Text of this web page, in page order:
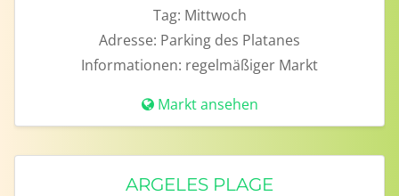
Tag: Mittwoch
Adresse: Parking des Platanes
Informationen: regelmäßiger Markt
Markt ansehen
ARGELES PLAGE